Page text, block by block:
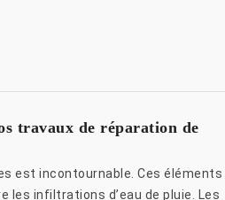
travaux de réparation de
est incontournable. Ces éléments
infiltrations d’eau de pluie. Les